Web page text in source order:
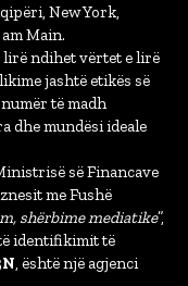
New York,
Main.
lirë ndihet vërtet e lirë
jashtë etikës së
të madh
dhe mundësi ideale
së Financave
me Fushë
shërbime mediatike”,
identifikimit të
, është një agjenci